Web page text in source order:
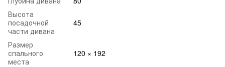
Высота
посадочной
части дивана
45
Размер
спального
места
120 × 192